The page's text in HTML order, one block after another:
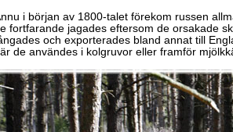
i början av 1800-talet förekom russen
fortfarande jagades eftersom de orsakade
och exporterades bland annat till
de användes i kolgruvor eller framför